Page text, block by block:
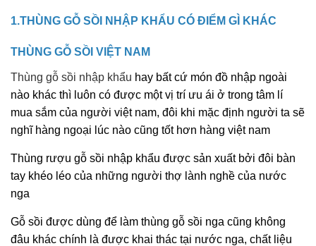
1.THÙNG GỖ SỒI NHẬP KHẨU CÓ ĐIỂM GÌ KHÁC
THÙNG GỖ SỒI VIỆT NAM
Thùng gỗ sồi nhập khẩu hay bất cứ món đồ nhập ngoài
nào khác thì luôn có được một vị trí ưu ái ở trong tâm lí
mua sắm của người việt nam, đôi khi mặc định người ta sẽ
nghĩ hàng ngoại lúc nào cũng tốt hơn hàng việt nam
Thùng rượu gỗ sồi nhập khẩu được sản xuất bởi đôi bàn
tay khéo léo của những người thợ lành nghề của nước
nga
Gỗ sồi được dùng để làm thùng gỗ sồi nga cũng không
đâu khác chính là được khai thác tại nước nga, chất liệu